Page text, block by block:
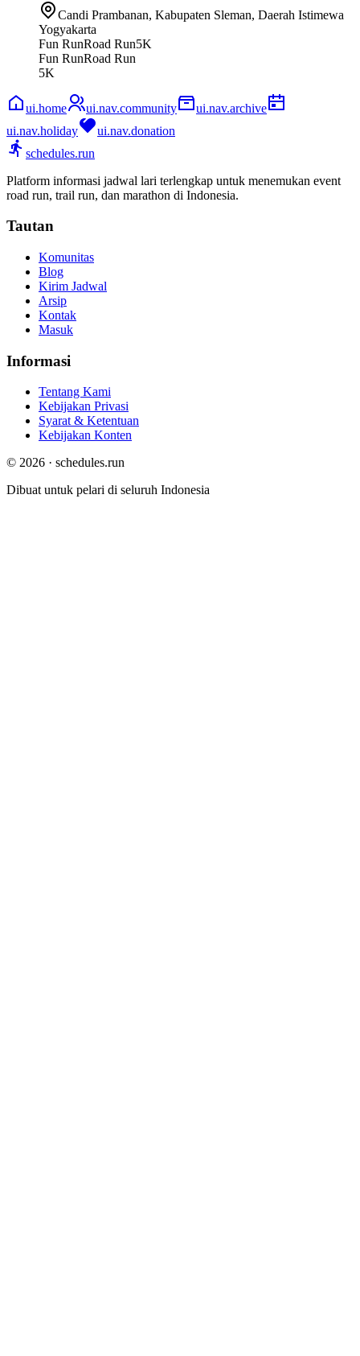
Candi Prambanan, Kabupaten Sleman, Daerah Istimewa
Yogyakarta
Fun RunRoad Run5K
Fun RunRoad Run
5K
ui.home ui.nav.community
ui.nav.archive
ui.nav.holiday
ui.nav.donation
schedules.run
Platform informasi jadwal lari terlengkap untuk menemukan event
road run, trail run, dan marathon di Indonesia.
Tautan
Komunitas
Blog
Kirim Jadwal
Arsip
Kontak
Masuk
Informasi
Tentang Kami
Kebijakan Privasi
Syarat & Ketentuan
Kebijakan Konten
© 2026 · schedules.run
Dibuat untuk pelari di seluruh Indonesia